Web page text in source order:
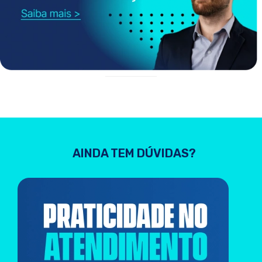
AINDA TEM DÚVIDAS?